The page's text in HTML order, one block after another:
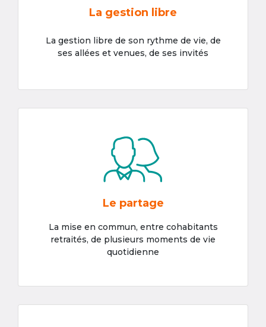
La gestion libre
La gestion libre de son rythme de vie, de
ses allées et venues, de ses invités
Le partage
La mise en commun, entre cohabitants
retraités, de plusieurs moments de vie
quotidienne